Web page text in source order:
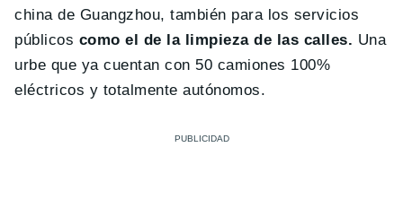
china de Guangzhou, también para los servicios
públicos como el de la limpieza de las calles. Una
urbe que ya cuentan con 50 camiones 100%
eléctricos y totalmente autónomos.